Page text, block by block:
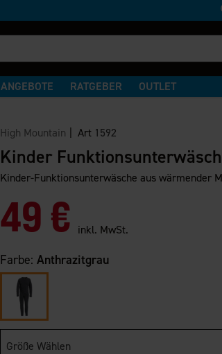
ANGEBOTE RATGEBER OUTLET
High Mountain | Art 1592
Kinder
Kinder-Funktionsunterwäsche aus wärmender
49 € inkl. MwSt.
Farbe: Anthrazitgrau
Größe Wählen